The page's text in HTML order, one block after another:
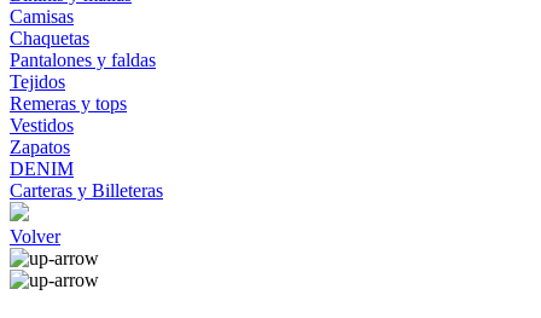
Camisas
Chaquetas
Pantalones y faldas
Tejidos
Remeras y tops
Vestidos
Zapatos
DENIM
Carteras y Billeteras
Volver